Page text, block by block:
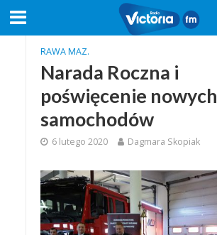
RAWA MAZ.
Narada Roczna i
poświęcenie nowych
samochodów
6 lutego 2020 Dagmara Skopiak